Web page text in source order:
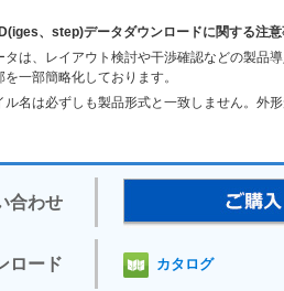
、step)データダウンロードに関する注意
タは、レイアウト検討や干渉確認などの製品
を一部簡略化しております。
ル名は必ずしも製品形式と一致しません。外
合わせ
ロード カタログ